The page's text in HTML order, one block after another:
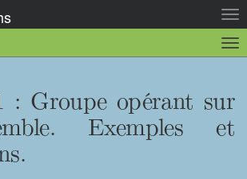
la
la
: Groupe opérant sur
Exemples et